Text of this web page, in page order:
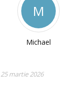
M
Michael
martie 2026